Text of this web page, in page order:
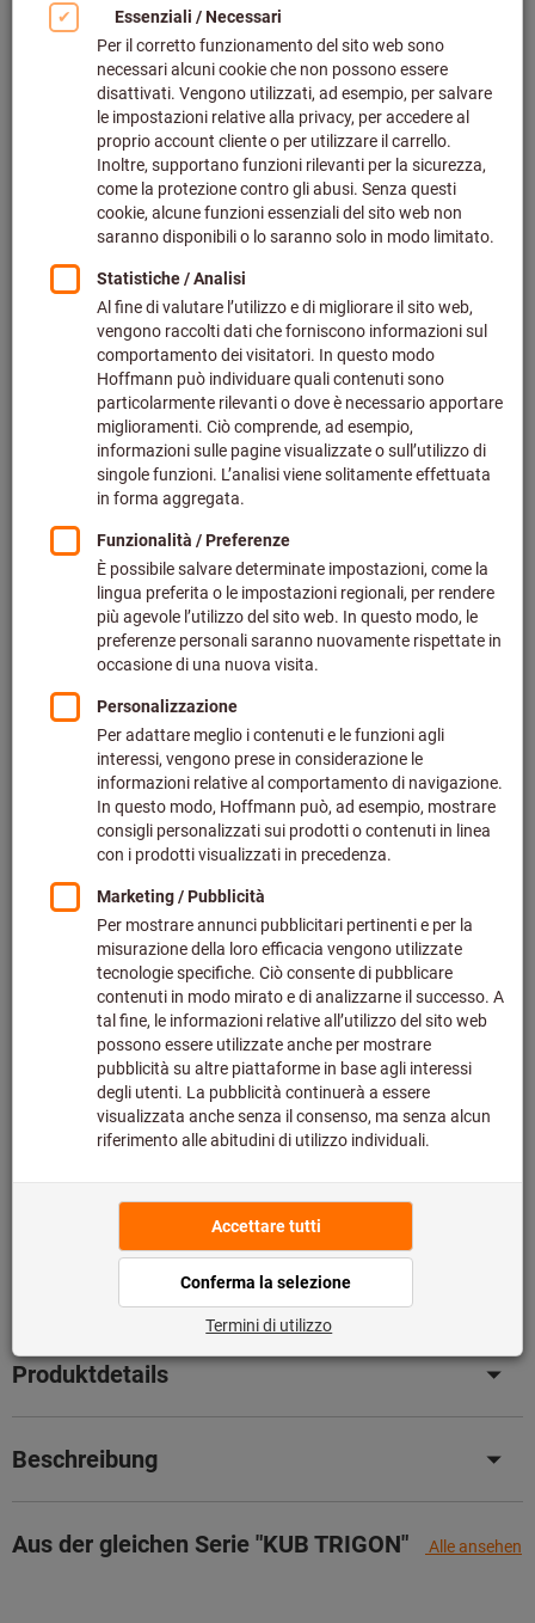
Bild zum Vergrößern anklicken
Preis pro 1 Stück
zzgl. Versandkosten
Individuelle Preisanzeige für Geschäftskunden nach
Anmeldung.
Menge
In den Warenkorb
Voraussichtliche Lieferzeit: 2-3 Wochen
Bitte beachten Sie die Lieferzeit und eingeschränkte
Beratung:
da er nicht Bestandteil unseres Hauptsortiments ist und
somit nicht bei uns auf Lager liegt.
Artikel teilen
Produktdetails
Beschreibung
Aus der gleichen Serie "KUB TRIGON" Alle ansehen